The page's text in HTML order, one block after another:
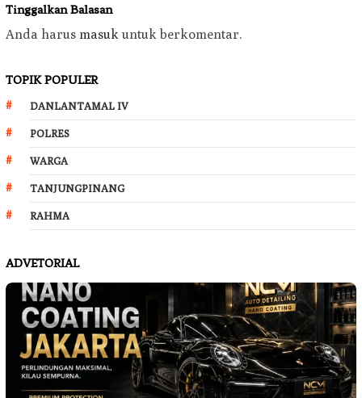
Tinggalkan Balasan
Anda harus masuk untuk berkomentar.
TOPIK POPULER
DANLANTAMAL IV
POLRES
WARGA
TANJUNGPINANG
RAHMA
ADVETORIAL